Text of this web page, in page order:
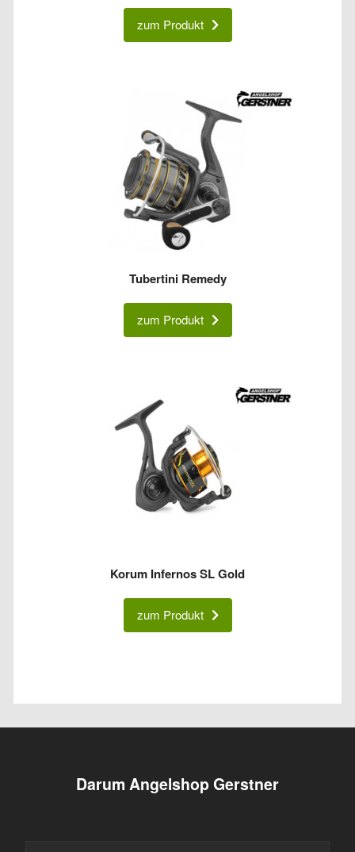
zum Produkt
Tubertini Remedy
zum Produkt
Korum Infernos SL Gold
zum Produkt
Darum Angelshop Gerstner